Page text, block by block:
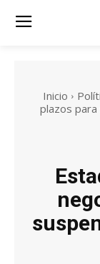
Inicio
plazos